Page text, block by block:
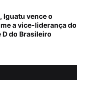
Iguatu vence o
a vice-liderança do
D do Brasileiro